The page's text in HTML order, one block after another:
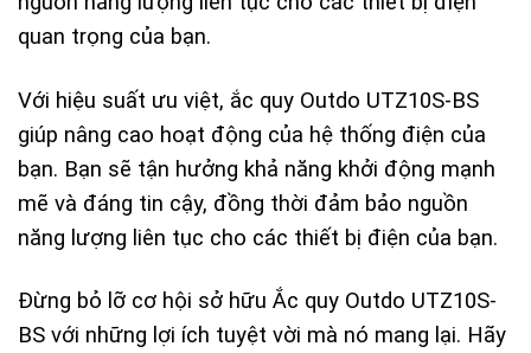
quan trọng của bạn.
Với hiệu suất ưu việt, ắc quy Outdo UTZ10S-BS
giúp nâng cao hoạt động của hệ thống điện của
bạn. Bạn sẽ tận hưởng khả năng khởi động mạnh
mẽ và đáng tin cậy, đồng thời đảm bảo nguồn
năng lượng liên tục cho các thiết bị điện của bạn.
Đừng bỏ lỡ cơ hội sở hữu Ắc quy Outdo UTZ10S-
BS với những lợi ích tuyệt vời mà nó mang lại. Hãy